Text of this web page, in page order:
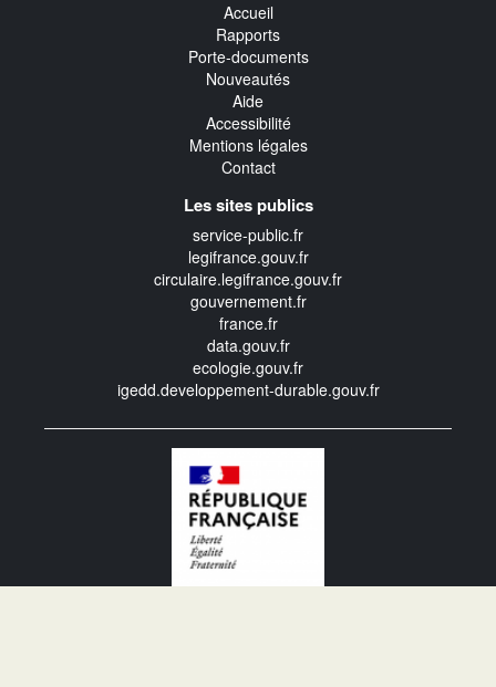
Accueil
Rapports
Porte-documents
Nouveautés
Aide
Accessibilité
Mentions légales
Contact
Les sites publics
service-public.fr
legifrance.gouv.fr
circulaire.legifrance.gouv.fr
gouvernement.fr
france.fr
data.gouv.fr
ecologie.gouv.fr
igedd.developpement-durable.gouv.fr